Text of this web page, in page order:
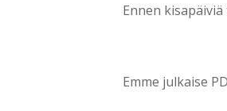
Ennen
Emme julkaise